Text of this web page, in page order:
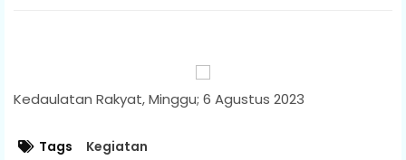
Kedaulatan Rakyat, Minggu; 6 Agustus 2023
Tags Kegiatan